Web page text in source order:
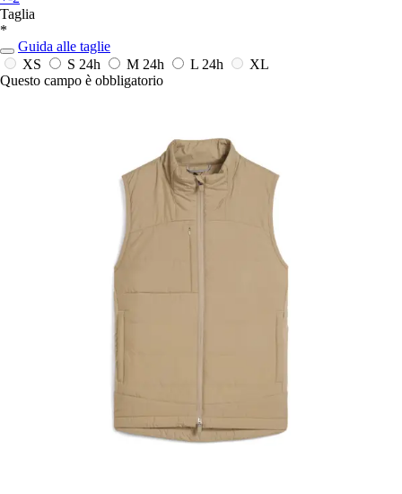
Taglia
*
Guida alle taglie
XS
S 24h M 24h L 24h
XL
Questo campo è obbligatorio